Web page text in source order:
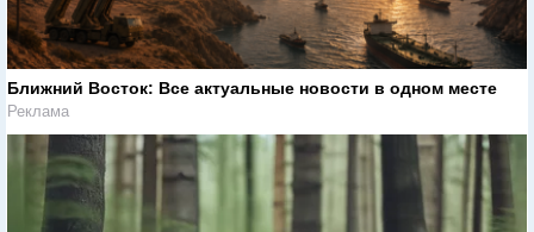
Ближний Восток: Все актуальные новости в одном месте
Реклама